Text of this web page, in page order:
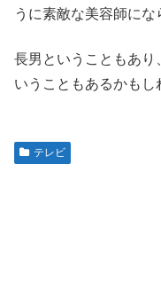
うに素敵な美容師にな
長男ということもあり
いうこともあるかもし
テレビ